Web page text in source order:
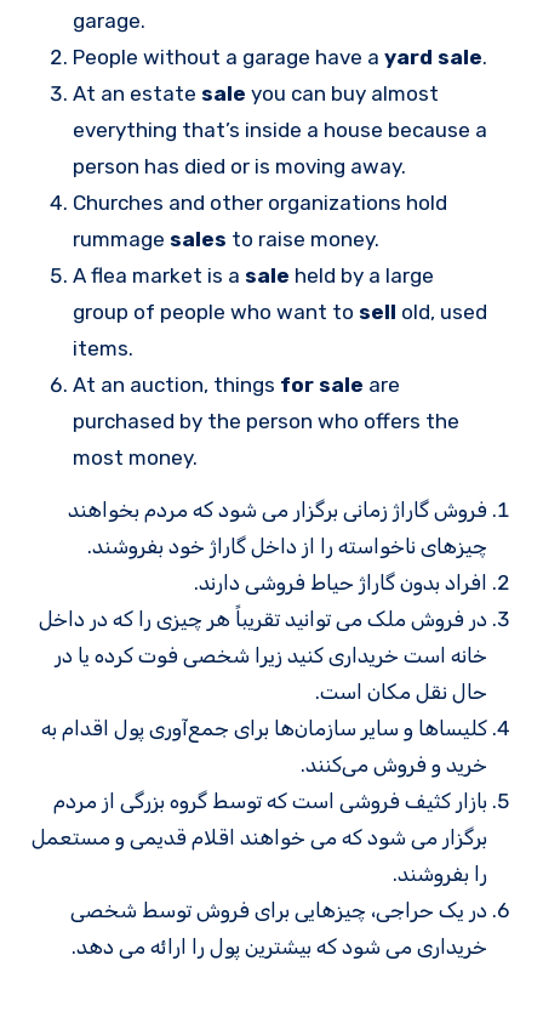
garage.
People without a garage have a yard sale.
At an estate sale you can buy almost
everything that’s inside a house because a
person has died or is moving away.
Churches and other organizations hold
rummage sales to raise money.
A flea market is a sale held by a large
group of people who want to sell old, used
items.
At an auction, things for sale are
purchased by the person who offers the
most money.
فروش گاراژ زمانی برگزار می شود که مردم بخواهند
چیزهای ناخواسته را از داخل گاراژ خود بفروشند.
افراد بدون گاراژ حیاط فروشی دارند.
در فروش ملک می توانید تقریباً هر چیزی را که در داخل
خانه است خریداری کنید زیرا شخصی فوت کرده یا در
حال نقل مکان است.
کلیساها و سایر سازمان‌ها برای جمع‌آوری پول اقدام به
خرید و فروش می‌کنند.
بازار کثیف فروشی است که توسط گروه بزرگی از مردم
برگزار می شود که می خواهند اقلام قدیمی و مستعمل
را بفروشند.
در یک حراجی، چیزهایی برای فروش توسط شخصی
خریداری می شود که بیشترین پول را ارائه می دهد.